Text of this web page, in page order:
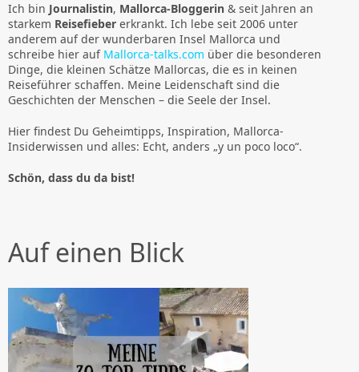
Ich bin Journalistin, Mallorca-Bloggerin & seit Jahren an
starkem Reisefieber erkrankt. Ich lebe seit 2006 unter
anderem auf der wunderbaren Insel Mallorca und
schreibe hier auf Mallorca-talks.com über die besonderen
Dinge, die kleinen Schätze Mallorcas, die es in keinen
Reiseführer schaffen. Meine Leidenschaft sind die
Geschichten der Menschen – die Seele der Insel.
Hier findest Du Geheimtipps, Inspiration, Mallorca-
Insiderwissen und alles: Echt, anders „y un poco loco“.
Schön, dass du da bist!
Auf einen Blick